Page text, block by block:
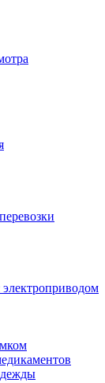
электроприводом